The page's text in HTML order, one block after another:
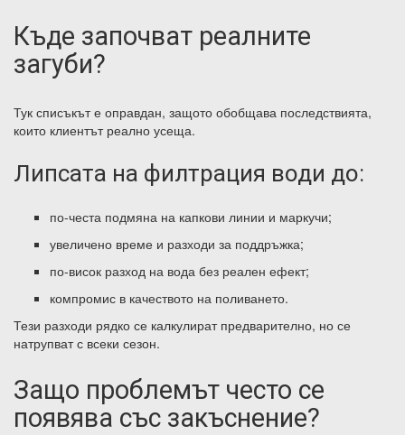
Къде започват реалните
загуби?
Тук списъкът е оправдан, защото обобщава последствията,
които клиентът реално усеща.
Липсата на филтрация води до:
по-честа подмяна на капкови линии и маркучи;
увеличено време и разходи за поддръжка;
по-висок разход на вода без реален ефект;
компромис в качеството на поливането.
Тези разходи рядко се калкулират предварително, но се
натрупват с всеки сезон.
Защо проблемът често се
появява със закъснение?